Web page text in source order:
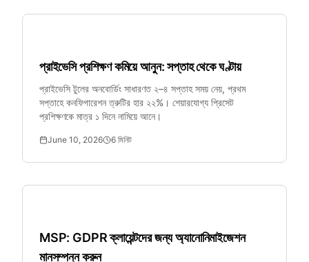
প্রাইভেসি প্রশিক্ষণ কমিয়ে আনুন: সপ্তাহ থেকে ঘণ্টায়
প্রাইভেসি টুলের অনবোর্ডিং সাধারণত ২–৪ সপ্তাহ সময় নেয়, প্রথম
সপ্তাহে কনফিগারেশন ত্রুটির হার ২২%। শেয়ারযোগ্য প্রিসেট
প্রশিক্ষণকে মাত্র ১ দিনে নামিয়ে আনে।
June 10, 2026 6 মিনিট
MSP: GDPR ক্লায়েন্টদের জন্য অ্যানোনিমাইজেশন
মানসম্পন্ন করুন